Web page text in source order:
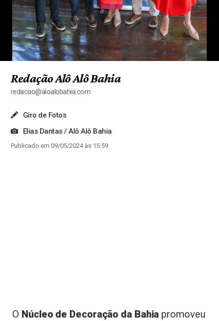
Redação Alô Alô Bahia
redacao@aloalobahia.com
Giro de Fotos
Elias Dantas / Alô Alô Bahia
Publicado em 09/05/2024 às 15:59
O Núcleo de Decoração da Bahia promoveu